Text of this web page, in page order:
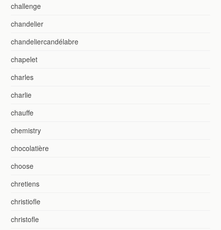
challenge
chandelier
chandeliercandélabre
chapelet
charles
charlie
chauffe
chemistry
chocolatière
choose
chretiens
christiofle
christofle